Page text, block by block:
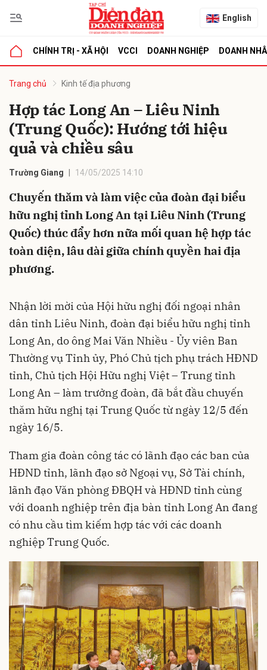
English
CHÍNH TRỊ - XÃ HỘI VCCI DOANH NGHIỆP DOANH
Trang chủ Kinh tế địa phương
Hợp tác Long An – Liêu Ninh
(Trung Quốc): Hướng tới hiệu
quả và chiều sâu
Trường Giang 14/05/2025 14:10
Chuyến thăm và làm việc của đoàn đại biểu
hữu nghị tỉnh Long An tại Liêu Ninh (Trung
Quốc) thúc đẩy hơn nữa mối quan hệ hợp tác
toàn diện, lâu dài giữa chính quyền hai địa
phương.
Nhận lời mời của Hội hữu nghị đối ngoại nhân
dân tỉnh Liêu Ninh, đoàn đại biểu hữu nghị tỉnh
Long An, do ông Mai Văn Nhiều - Ủy viên Ban
Thường vụ Tỉnh ủy, Phó Chủ tịch phụ trách HĐND
tỉnh, Chủ tịch Hội Hữu nghị Việt – Trung tỉnh
Long An – làm trưởng đoàn, đã bắt đầu chuyến
thăm hữu nghị tại Trung Quốc từ ngày 12/5 đến
ngày 16/5.
Tham gia đoàn công tác có lãnh đạo các ban của
HĐND tỉnh, lãnh đạo sở Ngoại vụ, Sở Tài chính,
lãnh đạo Văn phòng ĐBQH và HĐND tỉnh cùng
với doanh nghiệp trên địa bàn tỉnh Long An đang
có nhu cầu tìm kiếm hợp tác với các doanh
nghiệp Trung Quốc.
luận
Hủy